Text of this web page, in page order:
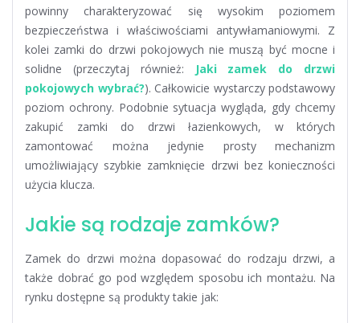
powinny charakteryzować się wysokim poziomem
bezpieczeństwa i właściwościami antywłamaniowymi. Z
kolei zamki do drzwi pokojowych nie muszą być mocne i
solidne (przeczytaj również:
Jaki zamek do drzwi
pokojowych wybrać?). Całkowicie wystarczy podstawowy
poziom ochrony. Podobnie sytuacja wygląda, gdy chcemy
zakupić zamki do drzwi łazienkowych, w których
zamontować można jedynie prosty mechanizm
umożliwiający szybkie zamknięcie drzwi bez konieczności
użycia klucza.
Jakie są rodzaje zamków?
Zamek do drzwi można dopasować do rodzaju drzwi, a
także dobrać go pod względem sposobu ich montażu. Na
rynku dostępne są produkty takie jak: